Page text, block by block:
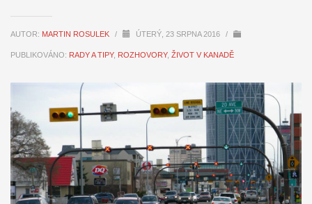
AUTOR: MARTIN ROSULEK / ÚTERÝ, 23 SRPNA 2016 /
PUBLIKOVÁNO: RADY A TIPY, ROZHOVORY, ŽIVOT V KANADĚ